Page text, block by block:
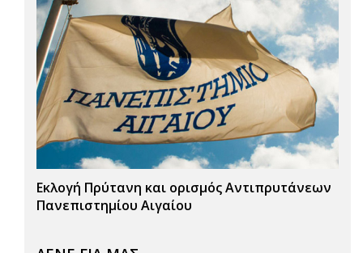
Εκλογή Πρύτανη και ορισμός Αντιπρυτάνεων
Πανεπιστημίου Αιγαίου